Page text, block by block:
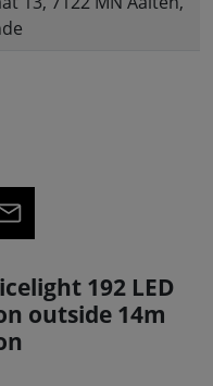
192 LED
outside 14m